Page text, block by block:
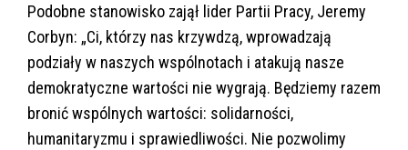
Podobne stanowisko zajął lider Partii Pracy, Jeremy
Corbyn: „Ci, którzy nas krzywdzą, wprowadzają
podziały w naszych wspólnotach i atakują nasze
demokratyczne wartości nie wygrają. Będziemy razem
bronić wspólnych wartości: solidarności,
humanitaryzmu i sprawiedliwości. Nie pozwolimy